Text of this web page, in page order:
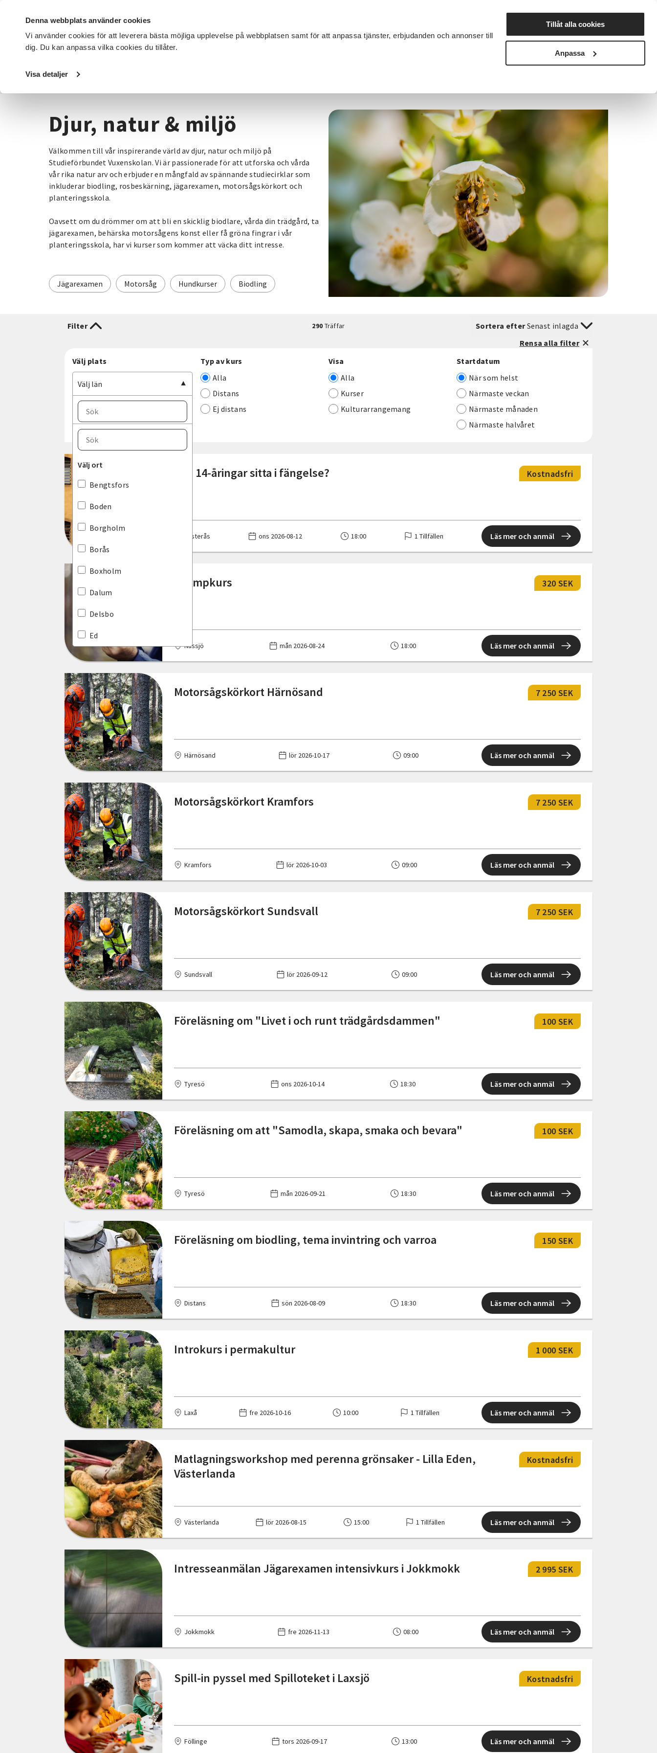
Denna webbplats använder cookies
Vi använder cookies för att leverera bästa möjliga upplevelse på webbplatsen samt för att anpassa tjänster, erbjudanden och annonser till
dig. Du kan anpassa vilka cookies du tillåter.
Visa detaljer
Tillåt alla cookies
Anpassa
DET HÄR GÖR VI FÖR DIG SOM SÖK KURSER OCH EVENEMANG Nyheter Avdelningar
Startsida / Kurser och evenemang
Djur, natur & miljö
Välkommen till vår inspirerande värld av djur, natur och miljö på
Studieförbundet Vuxenskolan. Vi är passionerade för att utforska och vårda
vår rika natur arv och erbjuder en mångfald av spännande studiecirklar som
inkluderar biodling, rosbeskärning, jägarexamen, motorsågskörkort och
planteringsskola.
Oavsett om du drömmer om att bli en skicklig biodlare, vårda din trädgård, ta
jägarexamen, behärska motorsågens konst eller få gröna fingrar i vår
planteringsskola, har vi kurser som kommer att väcka ditt intresse.
Jägarexamen Motorsåg Hundkurser Biodling
Filter 290 Träffar Sortera efterSenast inlagda
Rensa alla filter
Välj plats
Välj län
Välj län
Norrbottens län
Skåne län
Stockholms län
Södermanlands län
Uppsala län
Värmlands län
Västernorrlands län
Västmanlands län
Västra Götalands län
Örebro län
Välj ort
Välj ort
Bengtsfors
Boden
Borgholm
Borås
Boxholm
Dalum
Delsbo
Ed
Eksjö
Ellös
Emmaboda
Enköping
Eskilstuna
Eslöv
Falkenberg
Falköping
Farsta
Finspång
Flen
Färgelanda
Föllinge
Gamleby
Grythyttan
Gränna
Grästorp
Grödinge
Gällivare
Gävle
Göteborg
Henån
Hjo
Hjorted
Hjälteby
Hudiksvall
Hälleviksstrand
Härjedalen
Härnösand
Jokkmokk
Kalix
Karlshamn
Karlskrona
Kimstad
Kinda
Kiruna
Kisa
Klövsjö
Kramfors
Kungsbacka
Laxå
Lerum
Lilla Edet
Linköping
Lit
Luleå
Lycksele
Typ av kurs
Alla
Distans
Ej distans
Visa
Alla
Kurser
Kulturarrangemang
Startdatum
När som helst
Närmaste veckan
Närmaste månaden
Närmaste halvåret
Ska 14-åringar sitta i fängelse? Kostnadsfri
Västerås ons 2026-08-12 18:00 1 Tillfällen Läs mer och anmäl
Svampkurs 320 SEK
Nässjö mån 2026-08-24 18:00 Läs mer och anmäl
Motorsågskörkort Härnösand 7 250 SEK
Härnösand lör 2026-10-17 09:00 Läs mer och anmäl
Motorsågskörkort Kramfors 7 250 SEK
Kramfors lör 2026-10-03 09:00 Läs mer och anmäl
Motorsågskörkort Sundsvall 7 250 SEK
Sundsvall lör 2026-09-12 09:00 Läs mer och anmäl
Föreläsning om "Livet i och runt trädgårdsdammen" 100 SEK
Tyresö ons 2026-10-14 18:30 Läs mer och anmäl
Föreläsning om att "Samodla, skapa, smaka och bevara" 100 SEK
Tyresö mån 2026-09-21 18:30 Läs mer och anmäl
Föreläsning om biodling, tema invintring och varroa 150 SEK
Distans sön 2026-08-09 18:30 Läs mer och anmäl
Introkurs i permakultur 1 000 SEK
Laxå fre 2026-10-16 10:00 1 Tillfällen Läs mer och anmäl
Matlagningsworkshop med perenna grönsaker - Lilla Eden,
Västerlanda
Kostnadsfri
Västerlanda lör 2026-08-15 15:00 1 Tillfällen Läs mer och anmäl
Intresseanmälan Jägarexamen intensivkurs i Jokkmokk 2 995 SEK
Jokkmokk fre 2026-11-13 08:00 Läs mer och anmäl
Spill-in pyssel med Spilloteket i Laxsjö Kostnadsfri
Föllinge tors 2026-09-17 13:00 Läs mer och anmäl